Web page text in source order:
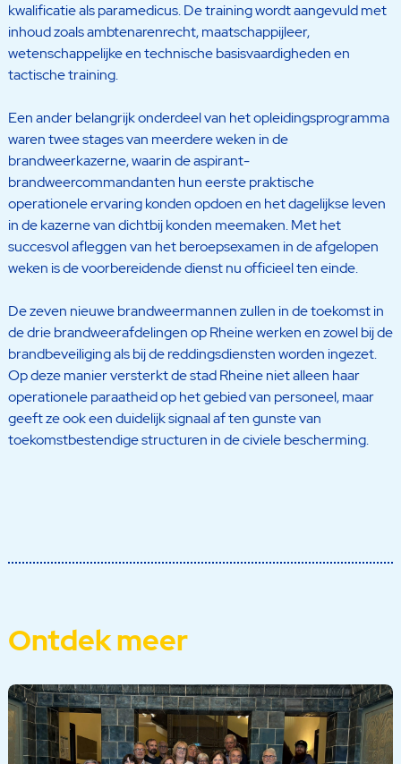
kwalificatie als paramedicus. De training wordt aangevuld met
inhoud zoals ambtenarenrecht, maatschappijleer,
wetenschappelijke en technische basisvaardigheden en
tactische training.
Een ander belangrijk onderdeel van het opleidingsprogramma
waren twee stages van meerdere weken in de
brandweerkazerne, waarin de aspirant-
brandweercommandanten hun eerste praktische
operationele ervaring konden opdoen en het dagelijkse leven
in de kazerne van dichtbij konden meemaken. Met het
succesvol afleggen van het beroepsexamen in de afgelopen
weken is de voorbereidende dienst nu officieel ten einde.
De zeven nieuwe brandweermannen zullen in de toekomst in
de drie brandweerafdelingen op Rheine werken en zowel bij de
brandbeveiliging als bij de reddingsdiensten worden ingezet.
Op deze manier versterkt de stad Rheine niet alleen haar
operationele paraatheid op het gebied van personeel, maar
geeft ze ook een duidelijk signaal af ten gunste van
toekomstbestendige structuren in de civiele bescherming.
Ontdek meer